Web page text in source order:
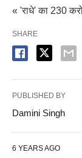
« 'राधे' का 230
SHARE
PUBLISHED BY
Damini Singh
6 YEARS AGO